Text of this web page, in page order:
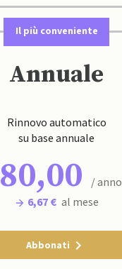
Il più conveniente
Annuale
Rinnovo automatico
su base annuale
80,00
/ anno
6,67 € al mese
Abbonati